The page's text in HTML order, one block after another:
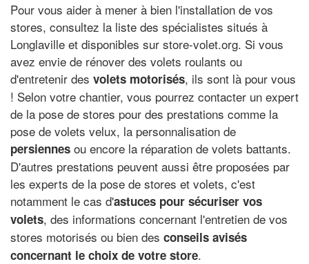
Pour vous aider à mener à bien l'installation de vos
stores, consultez la liste des spécialistes situés à
Longlaville et disponibles sur store-volet.org. Si vous
avez envie de rénover des volets roulants ou
d'entretenir des volets motorisés, ils sont là pour vous
! Selon votre chantier, vous pourrez contacter un expert
de la pose de stores pour des prestations comme la
pose de volets velux, la personnalisation de
persiennes ou encore la réparation de volets battants.
D'autres prestations peuvent aussi être proposées par
les experts de la pose de stores et volets, c'est
notamment le cas d'astuces pour sécuriser vos
volets, des informations concernant l'entretien de vos
stores motorisés ou bien des conseils avisés
concernant le choix de votre store.